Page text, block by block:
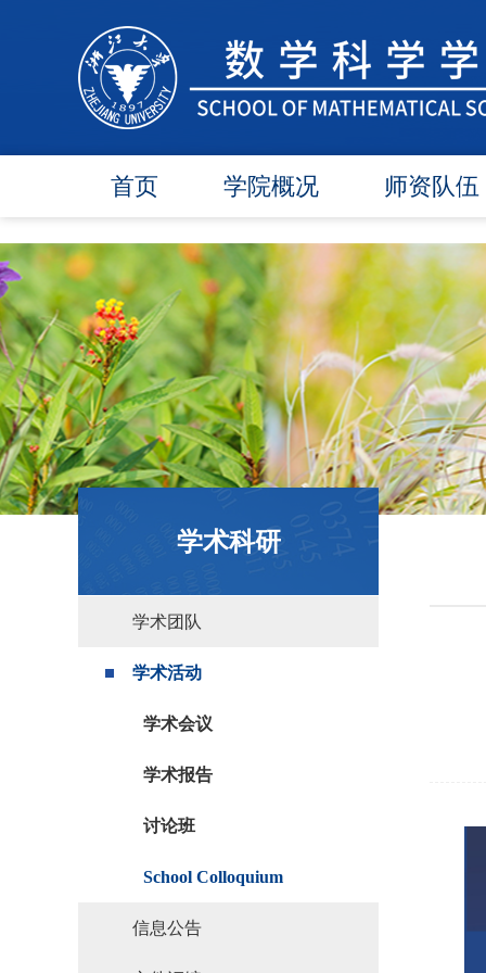
首页 学院概况
学院简介
学院领导
各委员会
办事指南
行政团队
师资队伍
在任教师
博导师资
硕导师资
退休教师
人才引进
政策文件
学术科研
学术团队
学术活动
学术会议
学术报告
讨论班
School Colloquium
信息公告